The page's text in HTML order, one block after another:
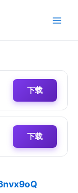
下载
下载